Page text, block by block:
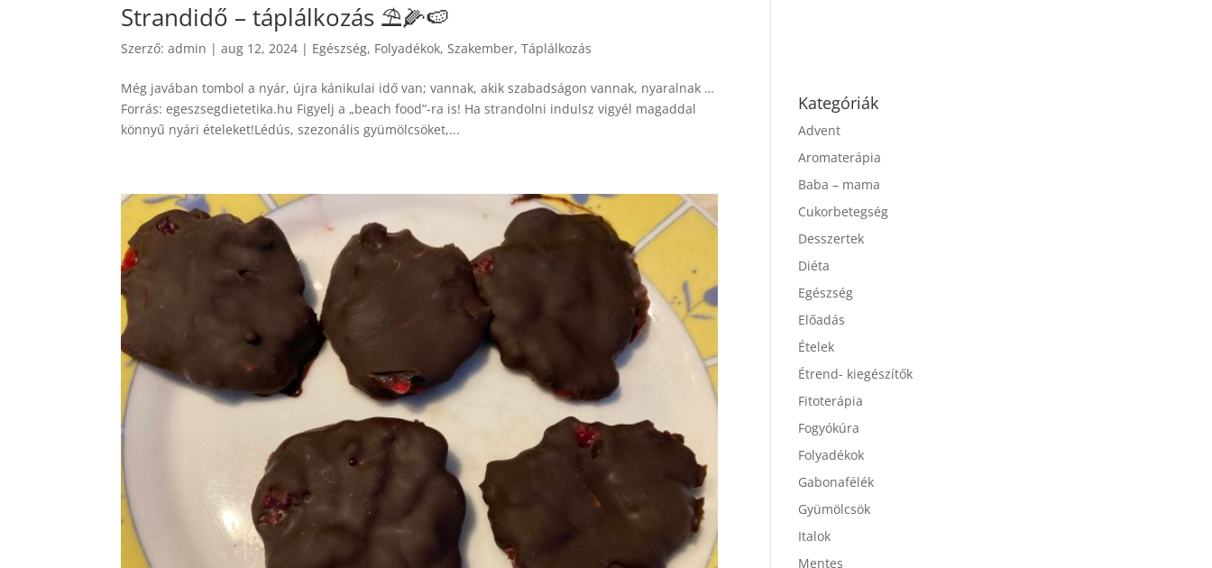
Strandidő – táplálkozás ⛱🌽🍉
Szerző:admin |aug 12, 2024 | Egészség, Folyadékok,Szakember,Táplálkozás
Még javában tombol a nyár, újra kánikulai idő van; vannak, akik szabadságon vannak, nyaralnak …
Forrás: egeszsegdietetika.hu Figyelj a „beach food”-ra is! Ha strandolni indulsz vigyél magaddal
könnyű nyári ételeket!Lédús, szezonális gyümölcsöket,...
Kategóriák
Előadás
Ételek